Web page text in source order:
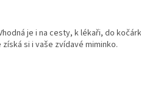
je i na cesty, k lékaři, do
si i vaše zvídavé miminko.